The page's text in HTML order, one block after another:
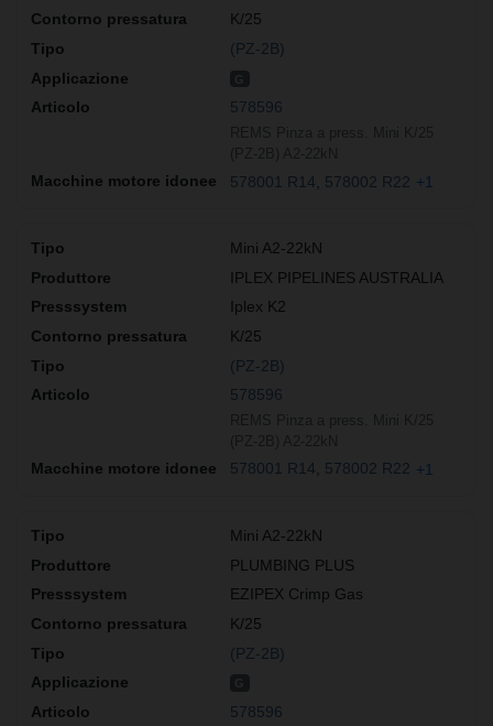
K/25
(PZ-2B)
578596
578001 R14 578002 R22 +1
Mini A2-22kN
IPLEX PIPELINES AUSTRALIA
Iplex K2
K/25
(PZ-2B)
578596
578001 R14 578002 R22 +1
Mini A2-22kN
PLUMBING PLUS
EZIPEX Crimp Gas
K/25
(PZ-2B)
578596